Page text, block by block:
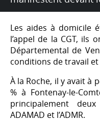
Les aides à domicile
l’appel de la CGT, ils
Départemental de
conditions de travail
À la Roche, il y avait à
% à Fontenay-le-
principalement
ADAMAD et l’ADMR.